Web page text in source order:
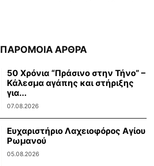
ΠΑΡΟΜΟΙΑ ΑΡΘΡΑ
50 Χρόνια “Πράσινο στην Τήνο” –
Κάλεσμα αγάπης και στήριξης
για...
07.08.2026
Ευχαριστήριο Λαχειοφόρος Αγίου
Ρωμανού
05.08.2026